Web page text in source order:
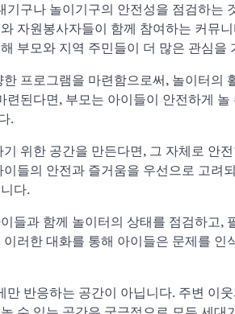
구나 놀이기구의 안전성을 점검하는
자원봉사자들이 함께 참여하는 커뮤
부모와 지역 주민들이 더 많은 관심을
프로그램을 마련함으로써, 놀이터의
된다면, 부모는 아이들이 안전하게
.
위한 공간을 만든다면, 그 자체로 안
들의 안전과 즐거움을 우선으로 고려
다.
들과 함께 놀이터의 상태를 점검하고,
러한 대화를 통해 아이들은 문제를
반응하는 공간이 아닙니다. 주변 이